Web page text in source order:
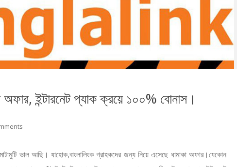
অফার, ইন্টারনেট প্যাক ক্রয়ে ১০০% বোনাস।
ভাল আছি। যাহোক,বাংলালিংক গ্রাহকদের জন্য নিয়ে এসেছে ধামাকা অফার।যেকোন